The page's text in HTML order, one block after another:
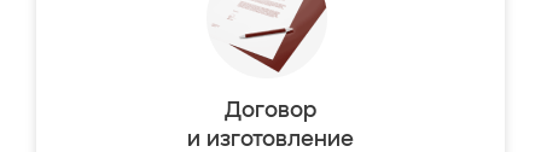
Договор
и изготовление